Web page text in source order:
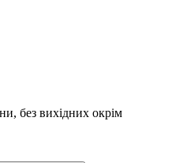
без вихідних окрім